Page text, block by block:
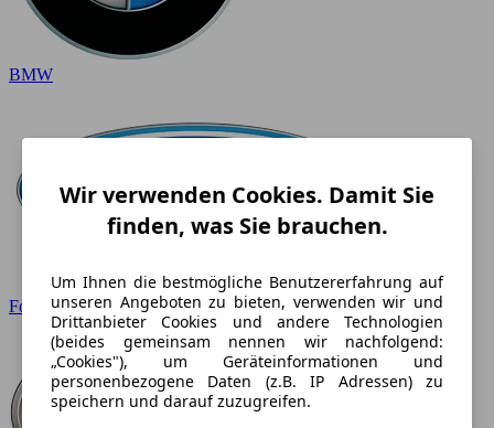
BMW
Ford
Wir verwenden Cookies. Damit Sie
finden, was Sie brauchen.
Um Ihnen die bestmögliche Benutzererfahrung auf
unseren Angeboten zu bieten, verwenden wir und
Drittanbieter Cookies und andere Technologien
(beides gemeinsam nennen wir nachfolgend:
„Cookies"), um Geräteinformationen und
personenbezogene Daten (z.B. IP Adressen) zu
speichern und darauf zuzugreifen.